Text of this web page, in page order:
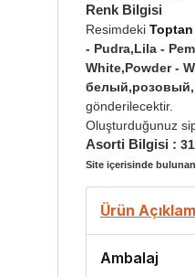
Renk Bilgisi
Resimdeki Toptan
- Pudra,Lila -
White,Powder -
gönderilecektir.
Oluşturduğunuz
Asorti Bilgisi :
Site içerisinde
Ürün
Ambalaj